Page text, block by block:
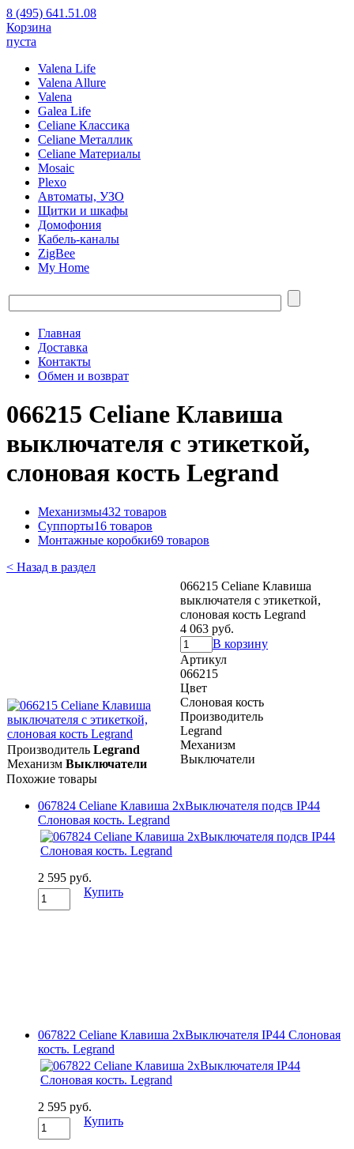
8 (495) 641.51.08
Корзина
пуста
Valena Life
Valena Allure
Valena
Galea Life
Celiane Классика
Celiane Металлик
Celiane Материалы
Mosaic
Plexo
Автоматы, УЗО
Щитки и шкафы
Домофония
Кабель-каналы
ZigBee
My Home
Главная
Доставка
Контакты
Обмен и возврат
066215 Celiane Клавиша
выключателя с этикеткой,
слоновая кость Legrand
Механизмы432 товаров
Суппорты16 товаров
Монтажные коробки69 товаров
< Назад в раздел
066215 Celiane Клавиша
выключателя с этикеткой,
слоновая кость Legrand
4 063 руб.
В корзину
Артикул
066215
Цвет
Слоновая кость
Производитель
Legrand
Механизм
Выключатели
Производитель Legrand
Механизм Выключатели
Похожие товары
067824 Celiane Клавиша 2хВыключателя подсв IP44
Слоновая кость. Legrand
2 595 руб.
Купить
067822 Celiane Клавиша 2хВыключателя IP44 Слоновая
кость. Legrand
2 595 руб.
Купить